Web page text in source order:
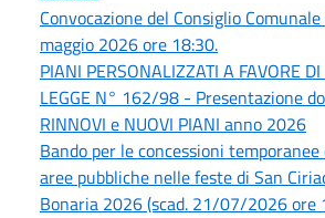
Convocazione del Consiglio
maggio 2026 ore 18:30.
PIANI PERSONALIZZATI A FAVORE
LEGGE N° 162/98 - Presentazione
RINNOVI e NUOVI PIANI anno 2026
Bando per le concessioni
aree pubbliche nelle feste di San
Bonaria 2026 (scad. 21/07/2026 ore